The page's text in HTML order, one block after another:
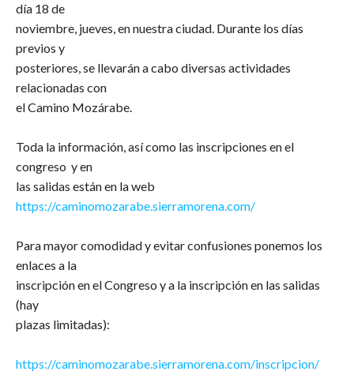
día 18 de
noviembre, jueves, en nuestra ciudad. Durante los días
previos y
posteriores, se llevarán a cabo diversas actividades
relacionadas con
el Camino Mozárabe.
Toda la información, así como las inscripciones en el
congreso y en
las salidas están en la web
https://caminomozarabe.sierramorena.com/
Para mayor comodidad y evitar confusiones ponemos los
enlaces a la
inscripción en el Congreso y a la inscripción en las salidas
(hay
plazas limitadas):
https://caminomozarabe.sierramorena.com/inscripcion/